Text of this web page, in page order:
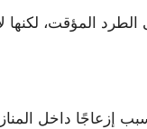
المؤقت،
إزعاجًا داخل